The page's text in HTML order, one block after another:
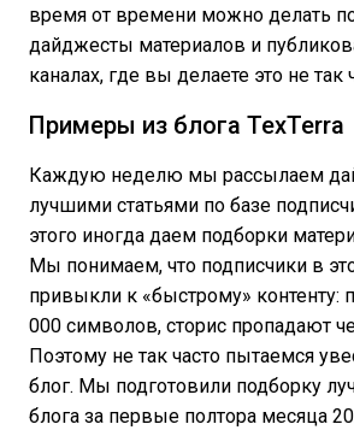
время от времени можно делать
дайджесты материалов и
каналах, где вы делаете это не так
Примеры из блога TexTerra
Каждую неделю мы рассылаем
лучшими статьями по базе
этого иногда даем подборки
Мы понимаем, что подписчики в
привыкли к «быстрому» контенту:
000 символов, сторис пропадают
Поэтому не так часто пытаемся
блог. Мы подготовили подборку
блога за первые полтора месяца